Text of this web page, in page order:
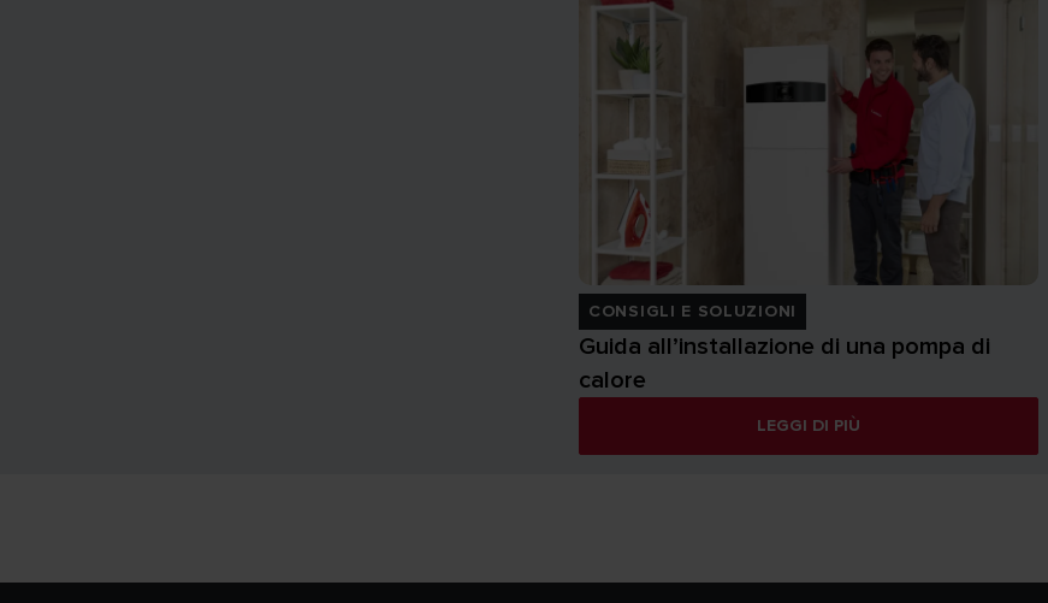
CONSIGLI E SOLUZIONI
Guida all’installazione di una pompa di
calore
LEGGI DI PIÙ